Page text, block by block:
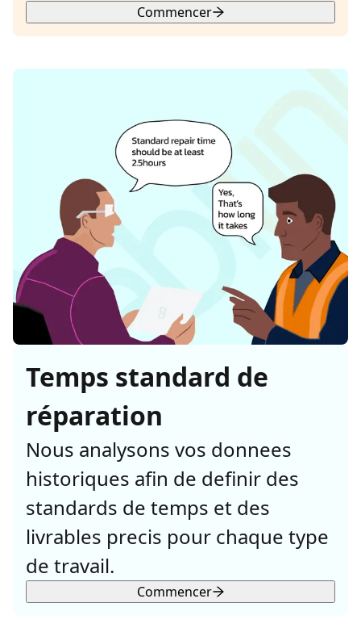
Commencer
Temps standard de
réparation
Nous analysons vos donnees
historiques afin de definir des
standards de temps et des
livrables precis pour chaque type
de travail.
Commencer